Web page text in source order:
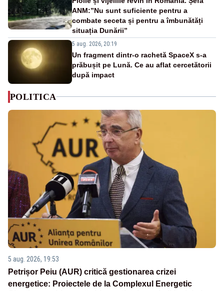
ANM:”Nu sunt suficiente pentru a
combate seceta și pentru a îmbunătăți
situația Dunării”
5 aug. 2026, 20:19
Un fragment dintr-o rachetă SpaceX s-a
prăbușit pe Lună. Ce au aflat cercetătorii
după impact
POLITICA
5 aug. 2026, 19:53
Petrișor Peiu (AUR) critică gestionarea crizei
energetice: Proiectele de la Complexul Energetic